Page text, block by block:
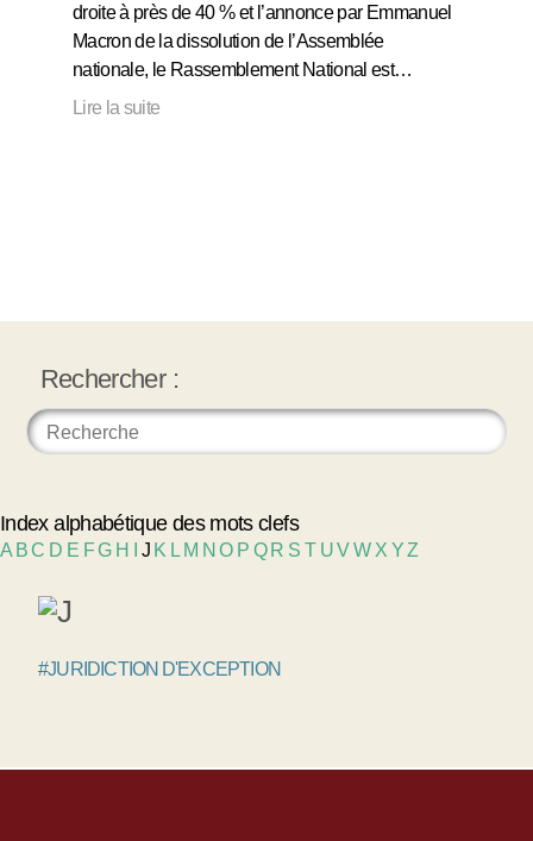
droite à près de 40 % et l’annonce par Emmanuel
Macron de la dissolution de l’Assemblée
nationale, le Rassemblement National est…
Lire la suite
Rechercher :
Index alphabétique des mots clefs
A BC D E FG H J K L M NO P Q R S T UVW X YZ
#JURIDICTION D'EXCEPTION